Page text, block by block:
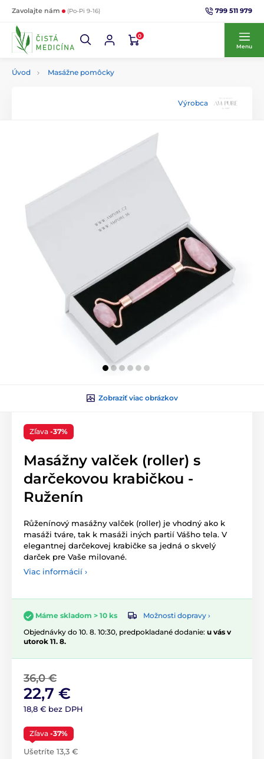
Zavolajte nám (Po-Pi 9-16) 799 511 979
0
Menu
Úvod Masážne pomôcky
Výrobca
Zobraziť viac obrázkov
Zľava -37%
Masážny valček (roller) s
darčekovou krabičkou -
Ruženín
Růženínový masážny valček (roller) je vhodný ako k
masáži tváre, tak k masáži iných partií Vášho tela. V
elegantnej darčekovej krabičke sa jedná o skvelý
darček pre Vaše milované.
Viac informácií ›
Máme skladom > 10 ks
Možnosti dopravy ›
Objednávky do 10. 8. 10:30, predpokladané dodanie: u vás v
utorok 11. 8.
36,0 €
22,7 €
18,8 € bez DPH
Zľava -37%
Ušetríte 13,3 €